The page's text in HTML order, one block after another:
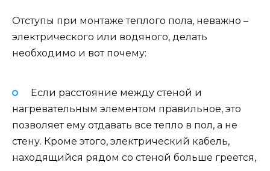
Отступы при монтаже теплого пола, неважно –
электрического или водяного, делать
необходимо и вот почему:
Если расстояние между стеной и
нагревательным элементом правильное, это
позволяет ему отдавать все тепло в пол, а не
стену. Кроме этого, электрический кабель,
находящийся рядом со стеной больше греется,